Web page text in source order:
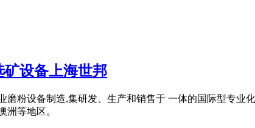
设备上海世邦
粉设备制造,集研发、生产和销售于 一体的国际型专业
洲等地区。